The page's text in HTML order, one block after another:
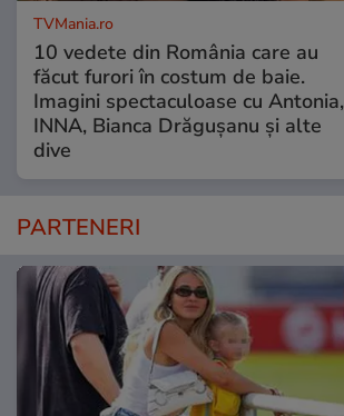
TVMania.ro
10 vedete din România care au
făcut furori în costum de baie.
Imagini spectaculoase cu Antonia,
INNA, Bianca Drăgușanu și alte
dive
PARTENERI